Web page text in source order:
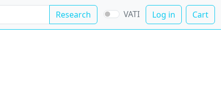
Research VATI Log in Cart